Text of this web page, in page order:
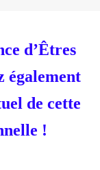
d’Êtres
également
de cette
!